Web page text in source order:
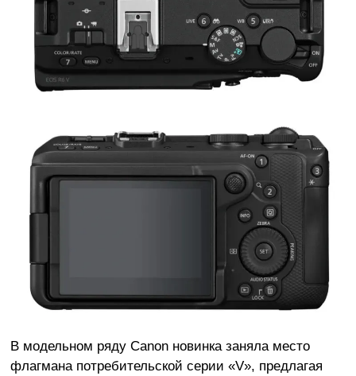
В модельном ряду Canon новинка заняла место
флагмана потребительской серии «V», предлагая